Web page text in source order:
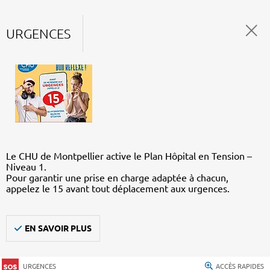
URGENCES
Le CHU de Montpellier active le Plan Hôpital en Tension –
Niveau 1.
Pour garantir une prise en charge adaptée à chacun,
appelez le 15 avant tout déplacement aux urgences.
EN SAVOIR PLUS
URGENCES ACCÈS RAPIDES